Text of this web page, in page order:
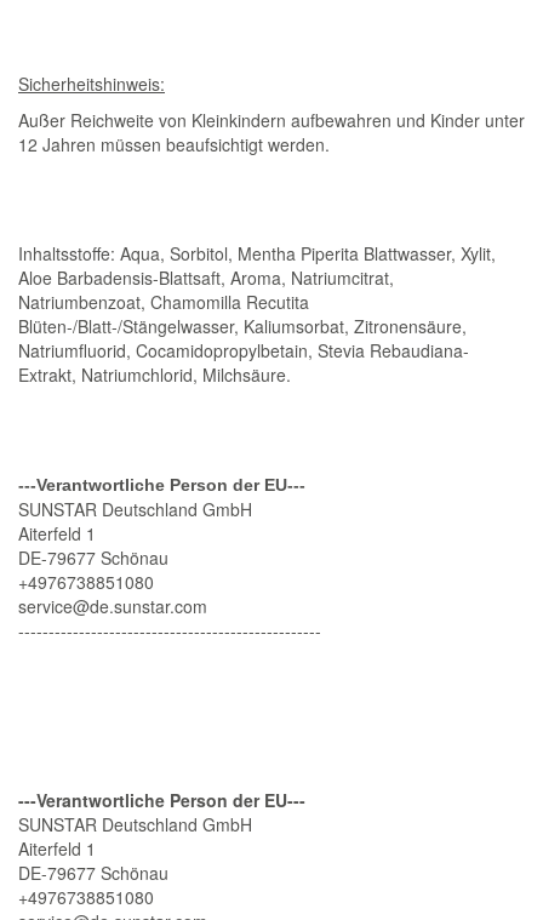
Sicherheitshinweis:
Außer Reichweite von Kleinkindern aufbewahren und Kinder unter
12 Jahren müssen beaufsichtigt werden.
Inhaltsstoffe: Aqua, Sorbitol, Mentha Piperita Blattwasser, Xylit,
Aloe Barbadensis-Blattsaft, Aroma, Natriumcitrat,
Natriumbenzoat, Chamomilla Recutita
Blüten-/Blatt-/Stängelwasser, Kaliumsorbat, Zitronensäure,
Natriumfluorid, Cocamidopropylbetain, Stevia Rebaudiana-
Extrakt, Natriumchlorid, Milchsäure.
---Verantwortliche Person der EU---
SUNSTAR Deutschland GmbH
Aiterfeld 1
DE-79677 Schönau
+4976738851080
service@de.sunstar.com
--------------------------------------------------
---Verantwortliche Person der EU---
SUNSTAR Deutschland GmbH
Aiterfeld 1
DE-79677 Schönau
+4976738851080